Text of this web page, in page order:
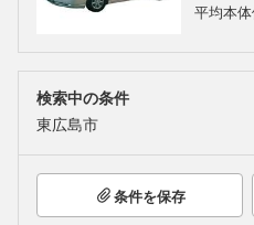
平均本体
検索中の条件
東広島市
条件を保存